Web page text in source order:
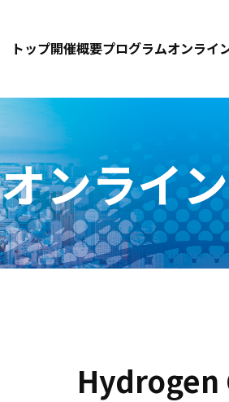
トップ開催概要プログラムオンライ
オンライ
Hydrogen